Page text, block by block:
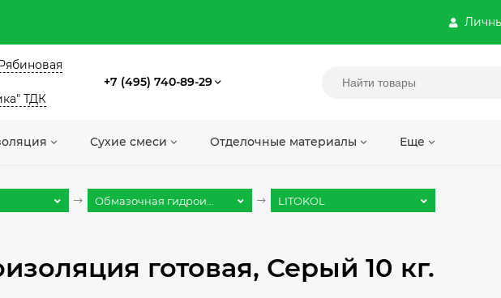
ТДК
+7 (495) 740-89-29
Сухие смеси Отделочные материалы Еще
Обмазочная гидрои... LITOKOL
готовая, Серый 10 кг.